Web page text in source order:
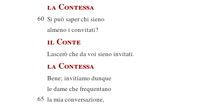
la Contessa
60 Si può saper chi sieno
almeno i convitati?
il Conte
Lascerò che da voi sieno invitati.
la Contessa
Bene; invitiamo dunque
le dame che frequentano
65 la mia conversazione,